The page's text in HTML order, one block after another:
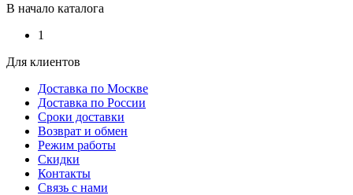
В начало каталога
1
Для клиентов
Доставка по Москве
Доставка по России
Сроки доставки
Возврат и обмен
Режим работы
Скидки
Контакты
Связь с нами